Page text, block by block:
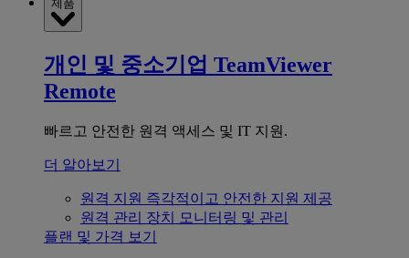
제품
개인 및 중소기업 TeamViewer
Remote
빠르고 안전한 원격 액세스 및 IT 지원.
더 알아보기
원격 지원 즉각적이고 안전한 지원 제공
원격 관리 장치 모니터링 및 관리
플랜 및 가격 보기